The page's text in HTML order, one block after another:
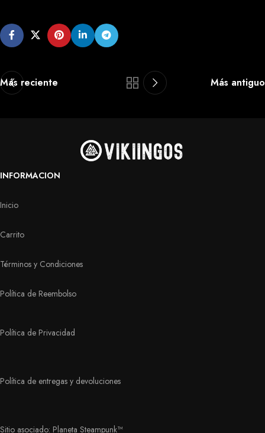
Más reciente Más antiguo
INFORMACION
Inicio
Carrito
Términos y Condiciones
Política de Reembolso
Política de Privacidad
Política de entregas y devoluciones
Sitio asociado: Planeta Steampunk™